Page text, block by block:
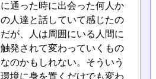
に通った時に出会った何人か
の人達と話していて感じたの
だが、人は周囲にいる人間に
触発されて変わっていくもの
なのかもしれない。そういう
環境に身を置くだけでも変わ